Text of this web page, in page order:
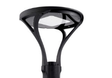
ARTÍCULO
Luminaria vial para
alumbrado público modelo